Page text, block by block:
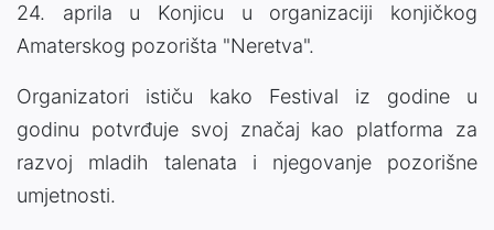
24. aprila u Konjicu u organizaciji konjičkog
Amaterskog pozorišta "Neretva".
Organizatori ističu kako Festival iz godine u
godinu potvrđuje svoj značaj kao platforma za
razvoj mladih talenata i njegovanje pozorišne
umjetnosti.